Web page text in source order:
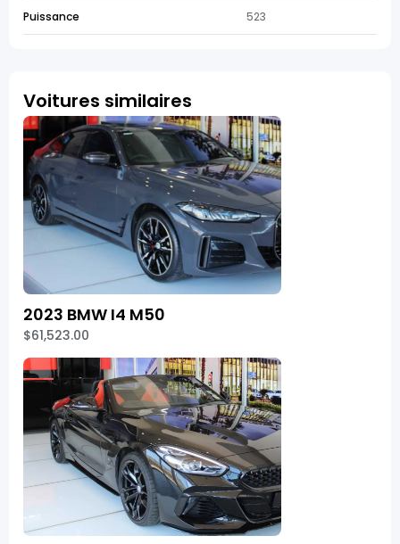
Puissance 523
Voitures similaires
2023 BMW I4 M50
$61,523.00